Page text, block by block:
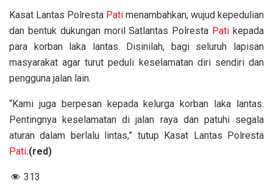
Kasat Lantas Polresta Pati menambahkan, wujud kepedulian
dan bentuk dukungan moril Satlantas Polresta Pati kepada
para korban laka lantas. Disinilah, bagi seluruh lapisan
masyarakat agar turut peduli keselamatan diri sendiri dan
pengguna jalan lain.
“Kami juga berpesan kepada kelurga korban laka lantas.
Pentingnya keselamatan di jalan raya dan patuhi segala
aturan dalam berlalu lintas,” tutup Kasat Lantas Polresta
Pati.(red)
313